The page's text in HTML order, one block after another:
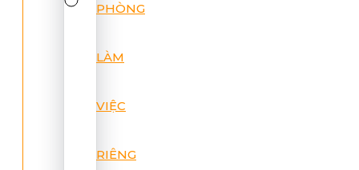
PHÒNG
LÀM
VIỆC
RIÊNG